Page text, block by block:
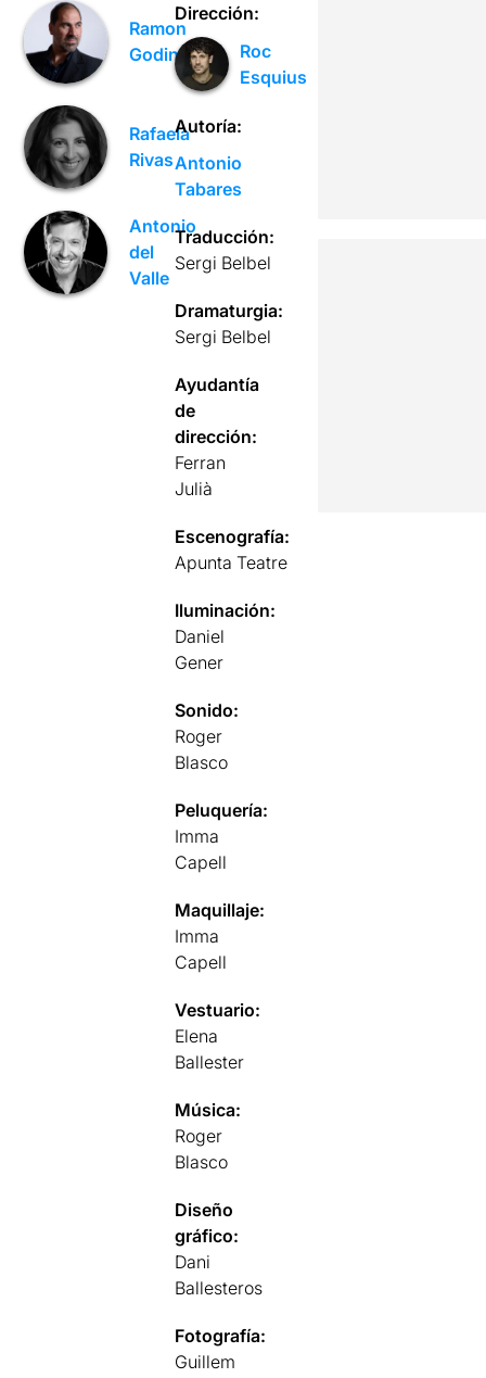
Ramon
Godino
Rafaela
Rivas
Antonio
del
Valle
Dirección:
Roc
Esquius
Autoría:
Antonio
Tabares
Traducción:
Sergi Belbel
Dramaturgia:
Sergi Belbel
Ayudantía
de
dirección:
Ferran
Julià
Escenografía:
Apunta Teatre
Iluminación:
Daniel
Gener
Sonido:
Roger
Blasco
Peluquería:
Imma
Capell
Maquillaje:
Imma
Capell
Vestuario:
Elena
Ballester
Música:
Roger
Blasco
Diseño
gráfico:
Dani
Ballesteros
Fotografía:
Guillem